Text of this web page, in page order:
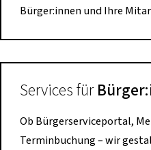
Bürger:innen und Ihre
Services für
Ob Bürgerserviceportal,
Terminbuchung – wir